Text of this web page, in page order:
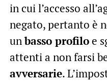
in cui l’accesso
negato, pertanto è
unbasso profiloe
attenti a non farsi
avversarie.